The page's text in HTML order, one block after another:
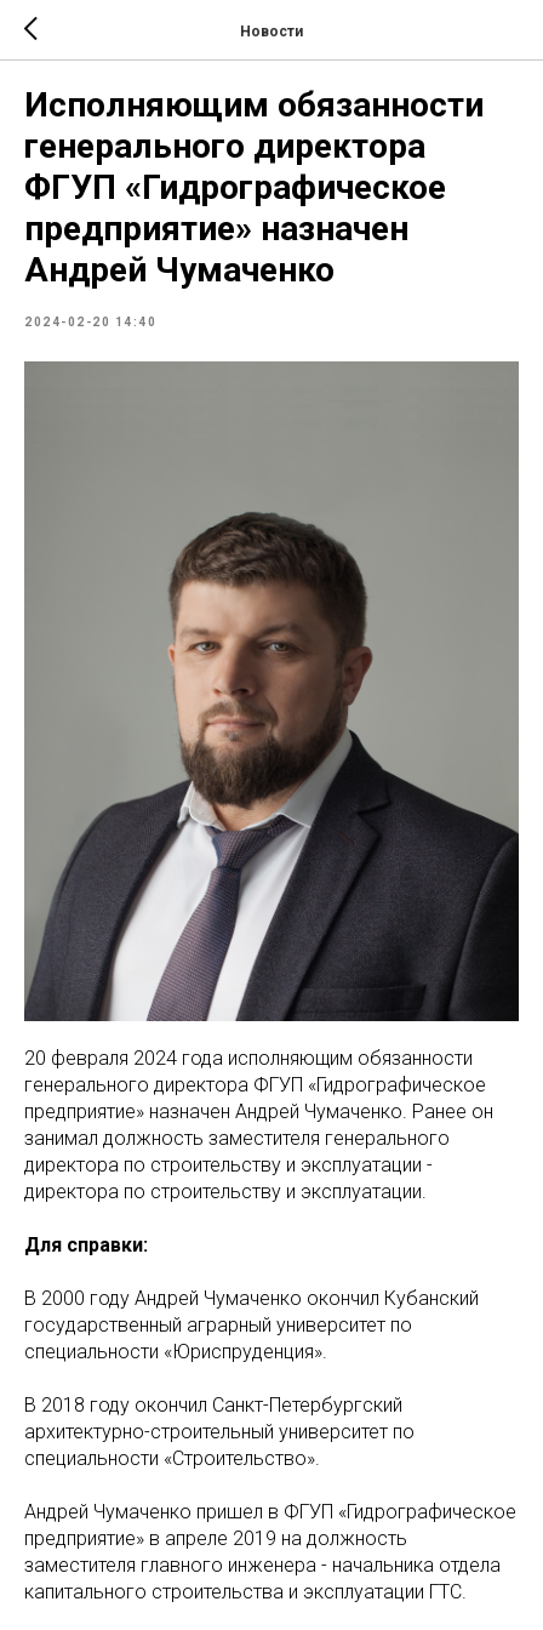
Новости
Исполняющим обязанности
генерального директора
ФГУП «Гидрографическое
предприятие» назначен
Андрей Чумаченко
2024-02-20 14:40
20 февраля 2024 года исполняющим обязанности
генерального директора ФГУП «Гидрографическое
предприятие» назначен Андрей Чумаченко. Ранее он
занимал должность заместителя генерального
директора по строительству и эксплуатации -
директора по строительству и эксплуатации.
Для справки:
В 2000 году Андрей Чумаченко окончил Кубанский
государственный аграрный университет по
специальности «Юриспруденция».
В 2018 году окончил Санкт-Петербургский
архитектурно-строительный университет по
специальности «Строительство».
Андрей Чумаченко пришел в ФГУП «Гидрографическое
предприятие» в апреле 2019 на должность
заместителя главного инженера - начальника отдела
капитального строительства и эксплуатации ГТС.